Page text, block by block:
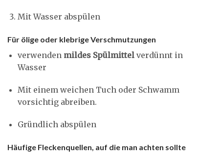
Mit Wasser abspülen
Für ölige oder klebrige Verschmutzungen
verwenden mildes Spülmittelverdünnt in
Wasser
Mit einem weichen Tuch oder Schwamm
vorsichtig abreiben.
Gründlich abspülen
Häufige Fleckenquellen, auf die man achten sollte